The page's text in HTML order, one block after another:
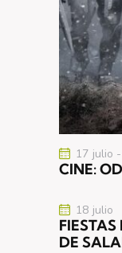
CINE:
17 julio -
DE
18 julio